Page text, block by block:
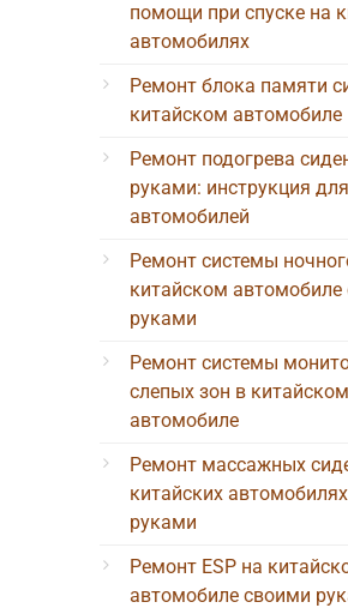
помощи при спуске на
автомобилях
Ремонт блока памяти
китайском автомобиле
Ремонт подогрева
руками: инструкция
автомобилей
Ремонт системы
китайском автомобиле
руками
Ремонт системы
слепых зон в китайском
автомобиле
Ремонт массажных
китайских
руками
Ремонт ESP на
автомобиле своими